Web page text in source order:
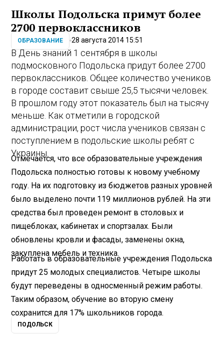
Школы Подольска примут более
2700 первоклассников
ОБРАЗОВАНИЕ 28 августа 2014 15:51
В День знаний 1 сентября в школы
подмосковного Подольска придут более 2700
первоклассников. Общее количество учеников
в городе составит свыше 25,5 тысячи человек.
В прошлом году этот показатель был на тысячу
меньше. Как отметили в городской
администрации, рост числа учеников связан с
поступлением в подольские школы ребят с
Украины.
Отмечается, что все образовательные учреждения
Подольска полностью готовы к новому учебному
году. На их подготовку из бюджетов разных уровней
было выделено почти 119 миллионов рублей. На эти
средства был проведен ремонт в столовых и
пищеблоках, кабинетах и спортзалах. Были
обновлены кровли и фасады, заменены окна,
закуплена мебель и техника.
Работать в образовательные учреждения Подольска
придут 25 молодых специалистов. Четыре школы
будут переведены в односменный режим работы.
Таким образом, обучение во вторую смену
сохранится для 17% школьников города.
ПОДОЛЬСК